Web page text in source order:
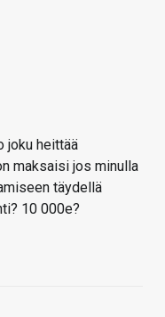
joku heittää
maksaisi jos minulla
täydellä
10 000e?